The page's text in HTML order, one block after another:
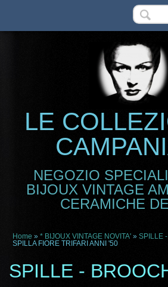
LE
NEGOZIO
BIJOUX VINTAGE
CERAMICHE
Home » * BIJOUX VINTAGE NOVITA' » SPILLE
SPILLA FIORE TRIFARI ANNI '50
SPILLE -